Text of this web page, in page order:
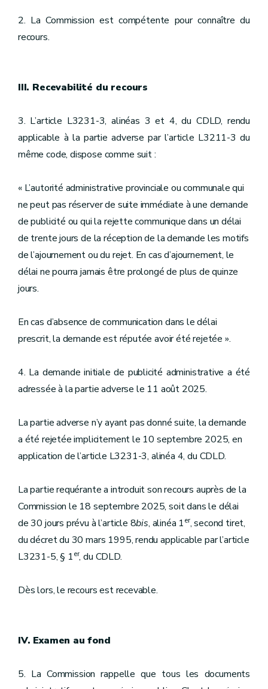
2. La Commission est compétente pour connaître du
recours.
III. Recevabilité du recours
3. L’article L3231-3, alinéas 3 et 4, du CDLD, rendu
applicable à la partie adverse par l’article L3211-3 du
même code, dispose comme suit :
« L’autorité administrative provinciale ou communale qui
ne peut pas réserver de suite immédiate à une demande
de publicité ou qui la rejette communique dans un délai
de trente jours de la réception de la demande les motifs
de l’ajournement ou du rejet. En cas d’ajournement, le
délai ne pourra jamais être prolongé de plus de quinze
jours.
En cas d’absence de communication dans le délai
prescrit, la demande est réputée avoir été rejetée ».
4. La demande initiale de publicité administrative a été
adressée à la partie adverse le 11 août 2025.
La partie adverse n’y ayant pas donné suite, la demande
a été rejetée implicitement le 10 septembre 2025, en
application de l’article L3231-3, alinéa 4, du CDLD.
La partie requérante a introduit son recours auprès de la
Commission le 18 septembre 2025, soit dans le délai
de 30 jours prévu à l’article 8bis, alinéa 1er, second tiret,
du décret du 30 mars 1995, rendu applicable par l’article
L3231-5, § 1er, du CDLD.
Dès lors, le recours est recevable.
IV. Examen au fond
5. La Commission rappelle que tous les documents